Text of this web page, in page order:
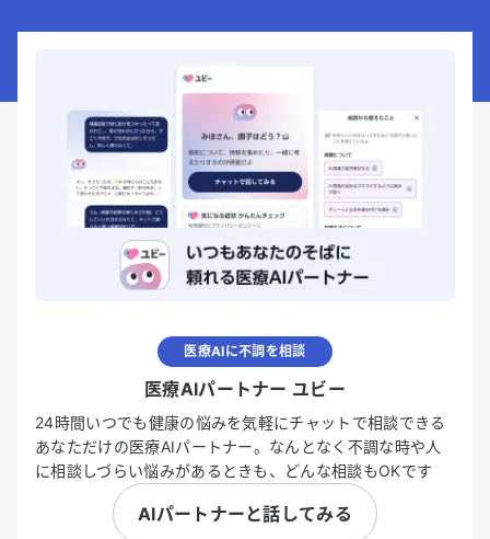
医療AIに不調を相談
医療AIパートナー ユビー
24時間いつでも健康の悩みを気軽にチャットで相談できる
あなただけの医療AIパートナー。なんとなく不調な時や人
に相談しづらい悩みがあるときも、どんな相談もOKです
AIパートナーと話してみる